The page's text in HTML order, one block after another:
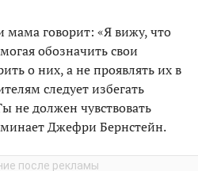
говорит: «Я вижу, что
обозначить свои
о них, а не проявлять их в
следует избегать
не должен чувствовать
Джефри Бернстейн.